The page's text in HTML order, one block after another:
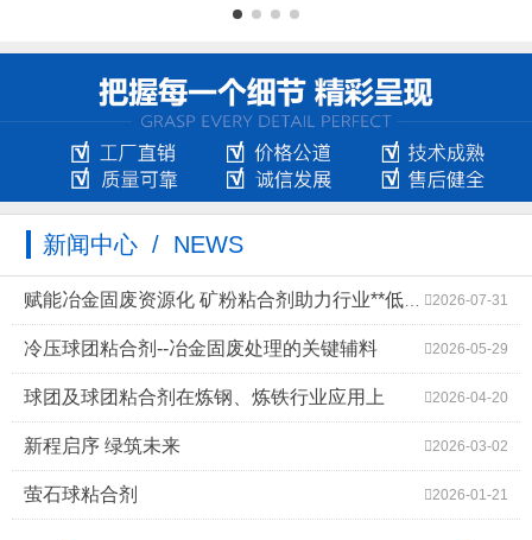
新闻中心 / NEWS
2026-07-31
赋能冶金固废资源化 矿粉粘合剂助力行业**低碳高质量发展
2026-05-29
冷压球团粘合剂--冶金固废处理的关键辅料
2026-04-20
球团及球团粘合剂在炼钢、炼铁行业应用上
2026-03-02
新程启序 绿筑未来
2026-01-21
萤石球粘合剂